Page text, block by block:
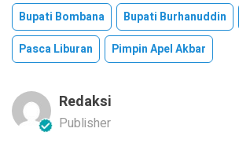
Bupati Bombana Bupati Burhanuddin
Pasca Liburan
Pimpin Apel Akbar
Redaksi
Publisher